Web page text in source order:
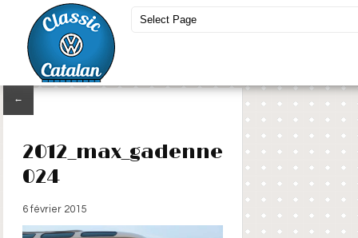
←
2012_max_gadenne
024
6 février 2015